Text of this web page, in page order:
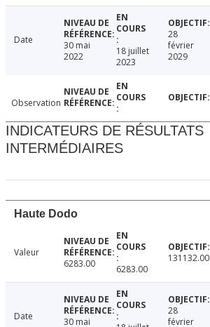
Date
30 mai
2022
18 juillet
2023
28
février
2029
Observation
INDICATEURS DE RÉSULTATS
INTERMÉDIAIRES
Haute Dodo
Valeur
6283.00
6283.00
131132.00
Date 30 mai
28
février